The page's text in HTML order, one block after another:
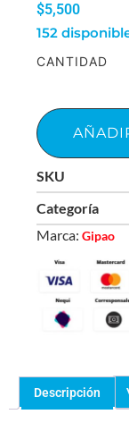
$5,500
152
CANTIDAD
SKU
Categoría
Marca: Gipao
Descripción